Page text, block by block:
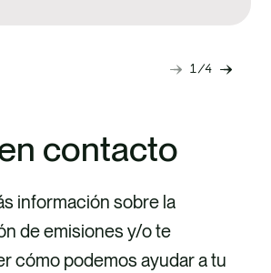
Mundial sobre “The
Diapositiva
1 4
contacto
información sobre la
de emisiones y/o te
cómo podemos ayudar a tu